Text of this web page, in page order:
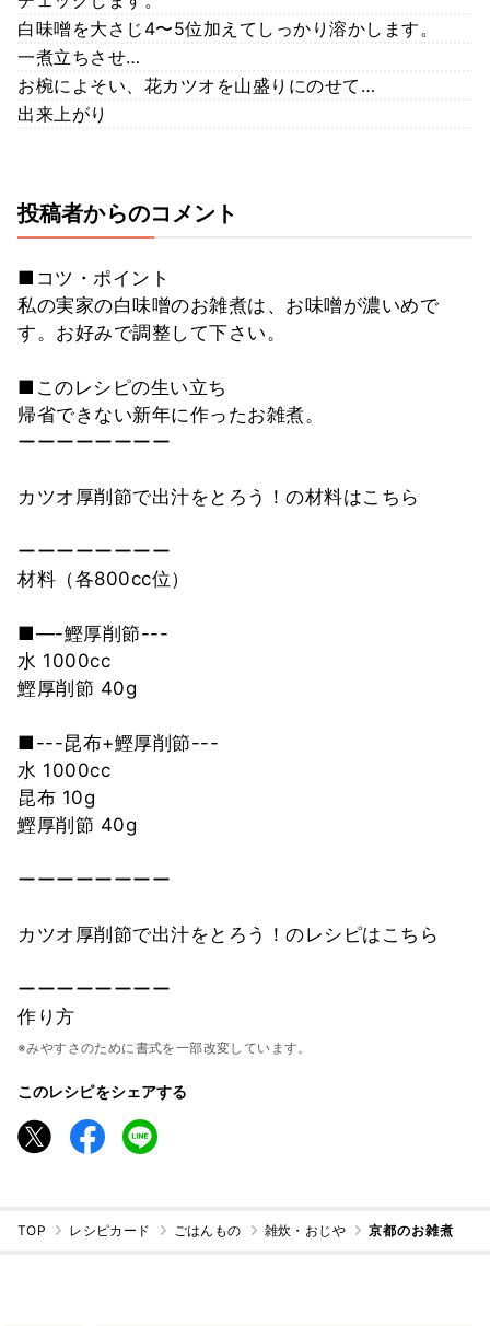
白味噌を大さじ4〜5位加えてしっかり溶かします。
一煮立ちさせ…
お椀によそい、花カツオを山盛りにのせて…
出来上がり
投稿者からのコメント
■コツ・ポイント
私の実家の白味噌のお雑煮は、お味噌が濃いめで
す。お好みで調整して下さい。
■このレシピの生い立ち
帰省できない新年に作ったお雑煮。
ーーーーーーーー
カツオ厚削節で出汁をとろう！の材料はこちら
ーーーーーーーー
材料（各800cc位）
■—-鰹厚削節---
水 1000cc
鰹厚削節 40g
■---昆布+鰹厚削節---
水 1000cc
昆布 10g
鰹厚削節 40g
ーーーーーーーー
カツオ厚削節で出汁をとろう！のレシピはこちら
ーーーーーーーー
作り方
※みやすさのために書式を一部改変しています。
このレシピをシェアする
TOP レシピカード ごはんもの 雑炊・おじや 京都のお雑煮